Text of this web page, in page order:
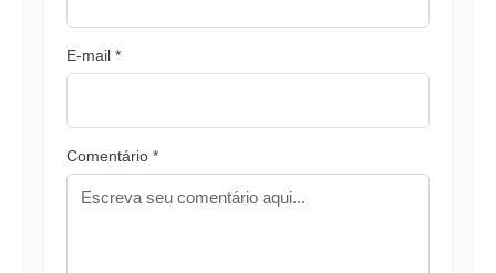
E-mail *
Comentário *